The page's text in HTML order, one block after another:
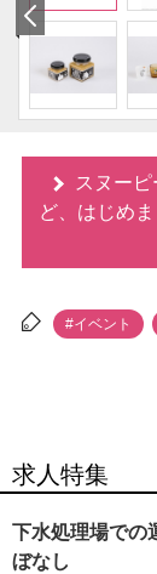
スヌー
ど、はじめ
#イベント
求人特集
下水処理場での
ぼなし